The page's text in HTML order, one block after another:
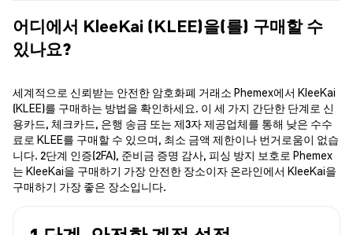
어디에서 KleeKai (KLEE)을(를) 구매할 수
있나요?
세계적으로 신뢰받는 안전한 암호화폐 거래소 Phemex에서 KleeKai
(KLEE)를 구매하는 방법을 확인하세요. 이 세 가지 간단한 단계로 신
용카드, 체크카드, 은행 송금 또는 제3자 제공업체를 통해 낮은 수수
료로 KLEE를 구매할 수 있으며, 최소 금액 제한이나 번거로움이 없습
니다. 2단계 인증(2FA), 준비금 증명 감사, 피싱 방지 보호로 Phemex
는 KleeKai을 구매하기 가장 안전한 장소이자 온라인에서 KleeKai을
구매하기 가장 좋은 장소입니다.